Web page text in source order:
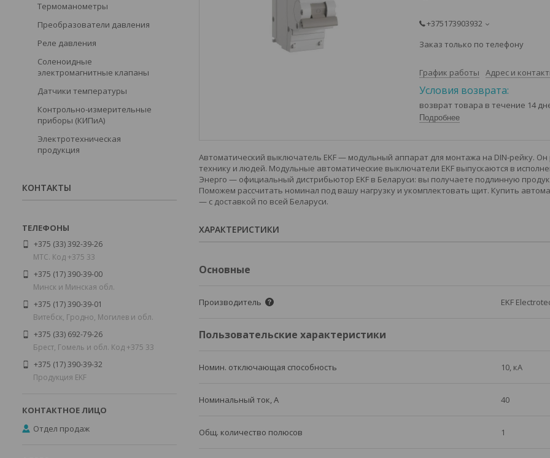
+375173903932
Заказ только по телефону
График работы Адрес и
возврат товара в течение 14
Подробнее
Автоматический выключатель EKF — модульный аппарат для монтажа на DIN-рейку.
технику и людей. Модульные автоматические выключатели EKF выпускаются в
Энерго — официальный дистрибьютор EKF в Беларуси: вы получаете подлинную
Поможем рассчитать номинал под вашу нагрузку и укомплектовать щит. Купить
— с доставкой по всей Беларуси.
ХАРАКТЕРИСТИКИ
Основные
Производитель EKF
Пользовательские характеристики
Номин. отключающая способность 10, кА
Номинальный ток, А 40
Общ. количество полюсов 1
Термоманометры
Преобразователи давления
Реле давления
Соленоидные
электромагнитные клапаны
Датчики температуры
Контрольно-измерительные
приборы (КИПиА)
Электротехническая
продукция
КОНТАКТЫ
+375 (33) 392-39-26
МТС. Код +375 33
+375 (17) 390-39-00
Минск и Минская обл.
+375 (17) 390-39-01
Витебск, Гродно, Могилев и обл.
+375 (33) 692-79-26
Брест, Гомель и обл. Код +375 33
+375 (17) 390-39-32
Продукция EKF
Отдел продаж